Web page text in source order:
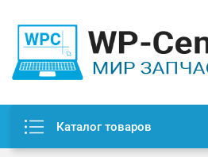
Каталог товаров